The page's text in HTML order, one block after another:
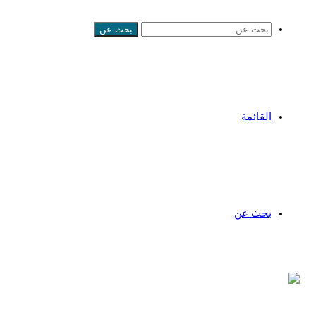
بحث عن
القائمة
بحث عن